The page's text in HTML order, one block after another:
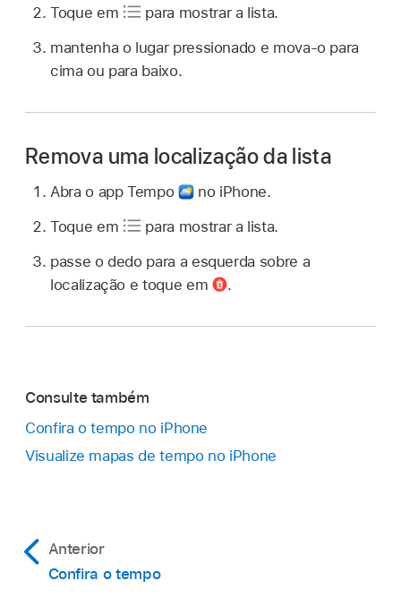
Toque em
para mostrar a lista.
mantenha o lugar pressionado e mova-o para
cima ou para baixo.
Remova uma localização da lista
Abra o app Tempo
no iPhone.
Toque em
para mostrar a lista.
passe o dedo para a esquerda sobre a
localização e toque em
.
Consulte também
Confira o tempo no iPhone
Visualize mapas de tempo no iPhone
Anterior
Confira o tempo